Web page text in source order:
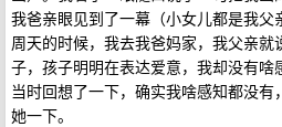
我爸亲眼见到了一幕（小女儿都是我父
周天的时候，我去我爸妈家，我父亲
子，孩子明明在表达爱意，我却没有
当时回想了一下，确实我啥感知都没
她一下。